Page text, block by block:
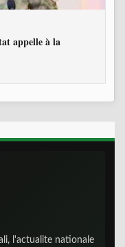
appelle à la
l'actualite nationale